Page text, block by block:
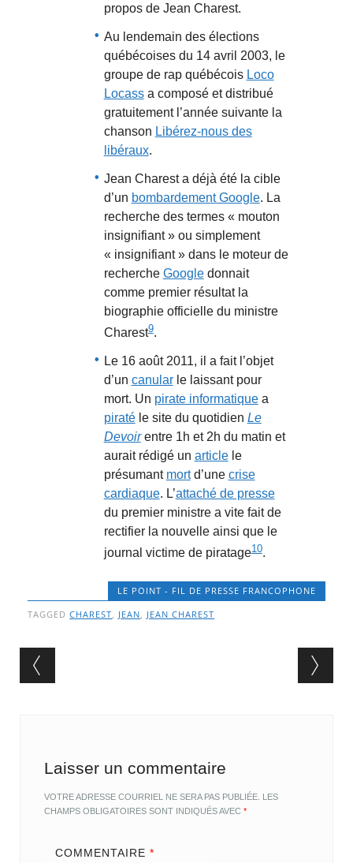
propos de Jean Charest.
Au lendemain des élections
québécoises du 14 avril 2003, le
groupe de rap québécois Loco
Locassa composé et distribué
gratuitement l’année suivante la
chanson Libérez-nous des
libéraux.
Jean Charest a déjà été la cible
d’un bombardement Google. La
recherche des termes « mouton
insignifiant » ou simplement
« insignifiant » dans le moteur de
recherche Googledonnait
comme premier résultat la
biographie officielle du ministre
Charest9.
Le 16 août 2011, il a fait l’objet
d’un canularle laissant pour
mort. Un pirate informatiquea
piratéle site du quotidien Le
Devoirentre 1h et 2h du matin et
aurait rédigé un articlele
présumant mortd’une crise
cardiaque. L’attaché de presse
du premier ministre a vite fait de
rectifier la nouvelle ainsi que le
journal victime de piratage10.
LE POINT - FIL DE PRESSE FRANCOPHONE
TAGGEDCHAREST, JEAN, JEAN CHAREST
Post navigation
Laisser un commentaire
VOTRE ADRESSE COURRIEL NE SERA PAS PUBLIÉE. LES
CHAMPS OBLIGATOIRES SONT INDIQUÉS AVEC*
COMMENTAIRE *